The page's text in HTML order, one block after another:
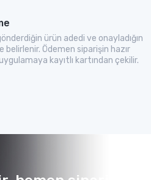
ürün adedi ve onayladığın
belirlenir. Ödemen siparişin hazır
kayıtlı kartından çekilir.